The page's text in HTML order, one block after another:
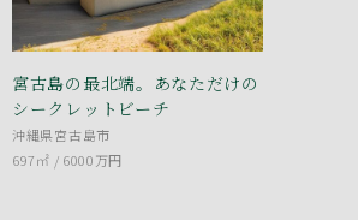
宮古島の最北端。あなただけの
シークレットビーチ
沖縄県宮古島市
697㎡ / 6000万円